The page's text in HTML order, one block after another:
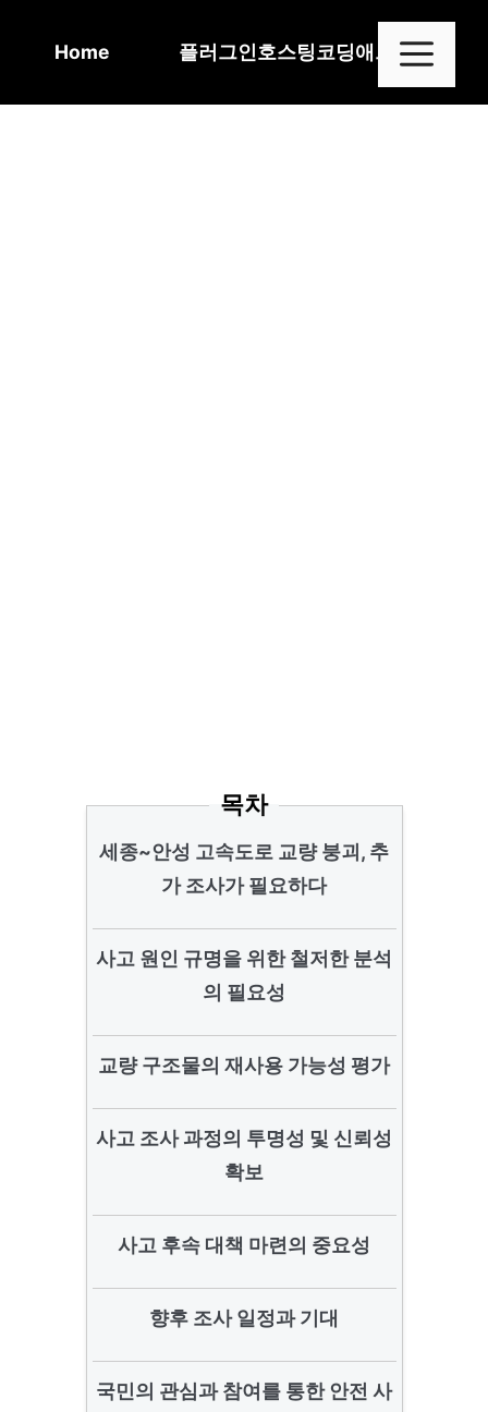
Home 플러그인호스팅코딩애드센스
목차
세종~안성 고속도로 교량 붕괴, 추
가 조사가 필요하다
사고 원인 규명을 위한 철저한 분석
의 필요성
교량 구조물의 재사용 가능성 평가
사고 조사 과정의 투명성 및 신뢰성
확보
사고 후속 대책 마련의 중요성
향후 조사 일정과 기대
국민의 관심과 참여를 통한 안전 사